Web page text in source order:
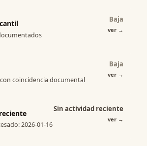
Baja
ver →
coincidencia documental
Baja
ver →
2026-01-16
Sin actividad reciente
ver →